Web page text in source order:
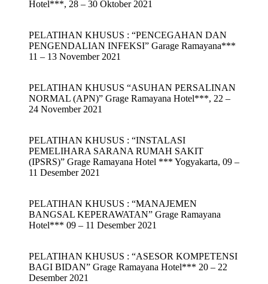
Hotel***, 28 – 30 Oktober 2021
PELATIHAN KHUSUS : “PENCEGAHAN DAN
PENGENDALIAN INFEKSI” Garage Ramayana***
11 – 13 November 2021
PELATIHAN KHUSUS “ASUHAN PERSALINAN
NORMAL (APN)” Grage Ramayana Hotel***, 22 –
24 November 2021
PELATIHAN KHUSUS : “INSTALASI
PEMELIHARA SARANA RUMAH SAKIT
(IPSRS)” Grage Ramayana Hotel *** Yogyakarta, 09 –
11 Desember 2021
PELATIHAN KHUSUS : “MANAJEMEN
BANGSAL KEPERAWATAN” Grage Ramayana
Hotel*** 09 – 11 Desember 2021
PELATIHAN KHUSUS : “ASESOR KOMPETENSI
BAGI BIDAN” Grage Ramayana Hotel*** 20 – 22
Desember 2021